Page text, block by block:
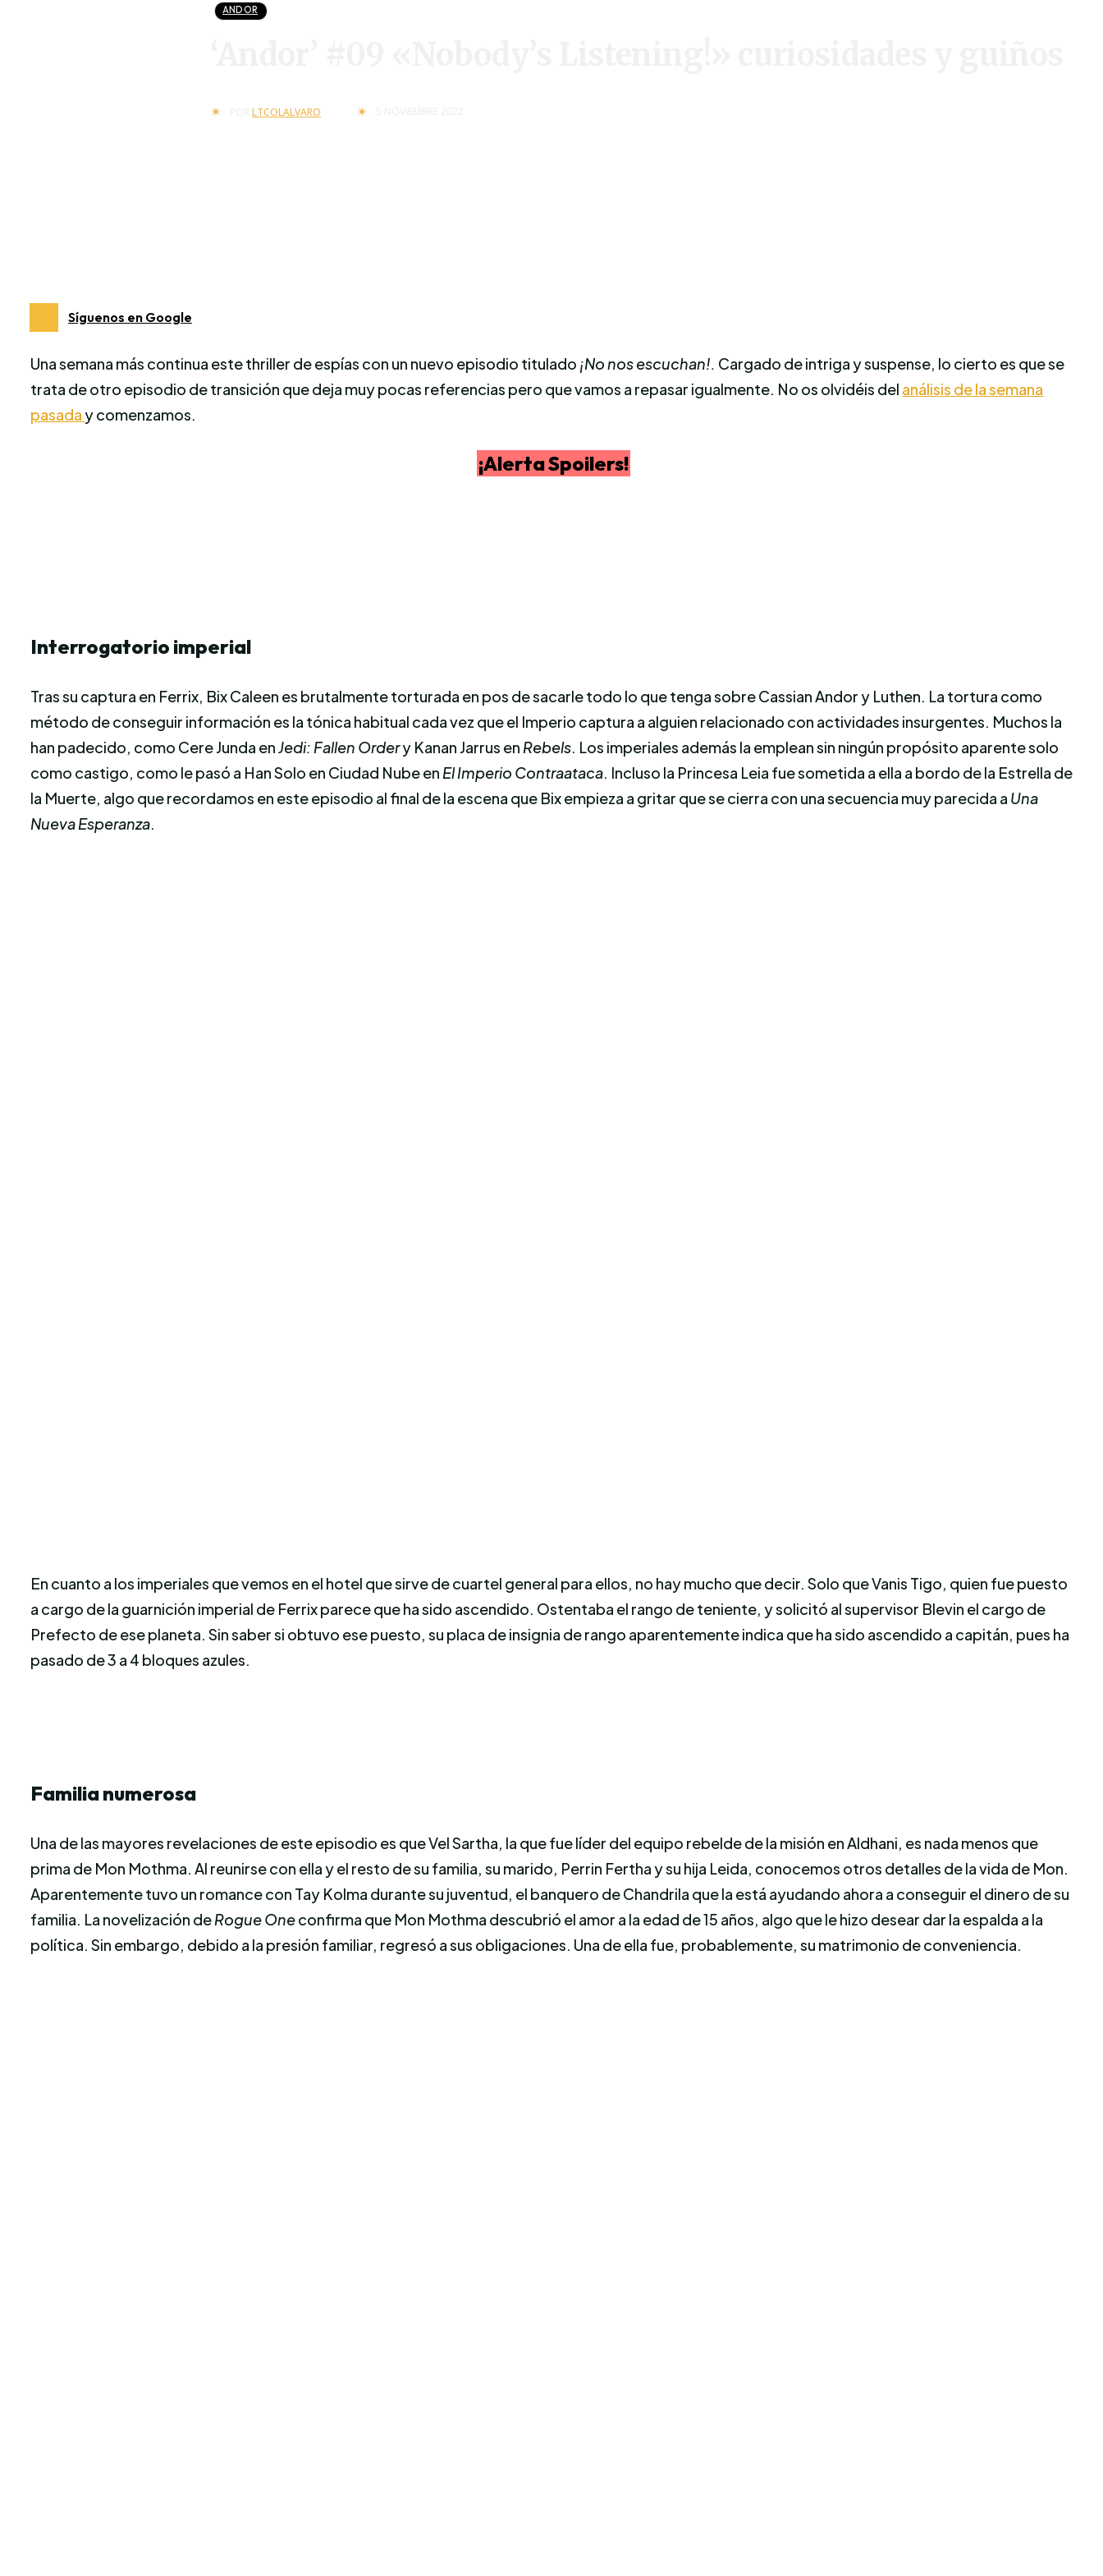
ANDOR
LTCOLALVARO
Síguenos en Google
Una semana más continua este thriller de espías con un nuevo episodio titulado ¡No nos escuchan!. Cargado de intriga y suspense, lo cierto es que se
trata de otro episodio de transición que deja muy pocas referencias pero que vamos a repasar igualmente. No os olvidéis del análisis de la semana
pasaday comenzamos.
¡Alerta Spoilers!
Interrogatorio imperial
Tras su captura en Ferrix, Bix Caleen es brutalmente torturada en pos de sacarle todo lo que tenga sobre Cassian Andor y Luthen. La tortura como
método de conseguir información es la tónica habitual cada vez que el Imperio captura a alguien relacionado con actividades insurgentes. Muchos la
han padecido, como Cere Junda enJedi: Fallen Ordery Kanan Jarrus en Rebels. Los imperiales además la emplean sin ningún propósito aparente solo
como castigo, como le pasó a Han Solo en Ciudad Nube en El Imperio Contraataca. Incluso la Princesa Leia fue sometida a ella a bordo de la Estrella de
la Muerte, algo que recordamos en este episodio al final de la escena que Bix empieza a gritar que se cierra con una secuencia muy parecida a Una
Nueva Esperanza.
En cuanto a los imperiales que vemos en el hotel que sirve de cuartel general para ellos, no hay mucho que decir. Solo que Vanis Tigo, quien fue puesto
a cargo de la guarnición imperial de Ferrix parece que ha sido ascendido. Ostentaba el rango de teniente, y solicitó al supervisor Blevin el cargo de
Prefecto de ese planeta. Sin saber si obtuvo ese puesto, su placa de insignia de rango aparentemente indica que ha sido ascendido a capitán, pues ha
pasado de 3 a 4 bloques azules.
Familia numerosa
Una de las mayores revelaciones de este episodio es que Vel Sartha, la que fue líder del equipo rebelde de la misión en Aldhani, es nada menos que
prima de Mon Mothma. Al reunirse con ella y el resto de su familia, su marido, Perrin Fertha y su hija Leida, conocemos otros detalles de la vida de Mon.
Aparentemente tuvo un romance con Tay Kolma durante su juventud, el banquero de Chandrila que la está ayudando ahora a conseguir el dinero de su
familia. La novelización deRogue Oneconfirma que Mon Mothma descubrió el amor a la edad de 15 años, algo que le hizo desear dar la espalda a la
política. Sin embargo, debido a la presión familiar, regresó a sus obligaciones. Una de ella fue, probablemente, su matrimonio de conveniencia.